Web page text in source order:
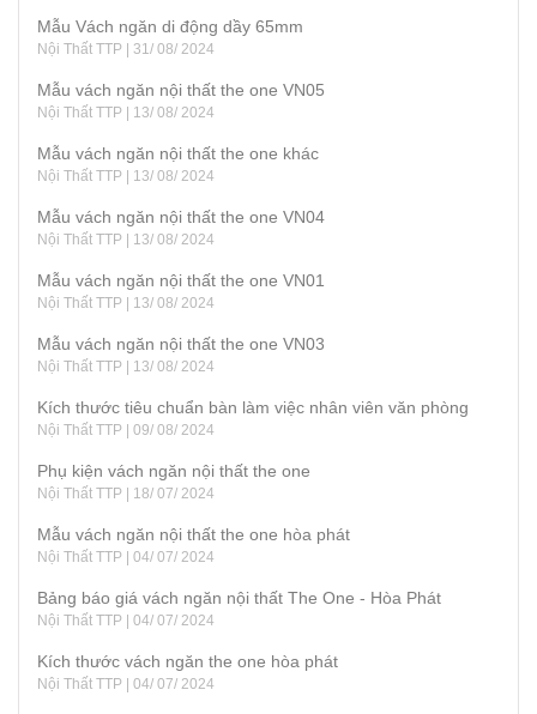
Mẫu Vách ngăn di động dầy 65mm
Nội Thất TTP | 31/ 08/ 2024
Mẫu vách ngăn nội thất the one VN05
Nội Thất TTP | 13/ 08/ 2024
Mẫu vách ngăn nội thất the one khác
Nội Thất TTP | 13/ 08/ 2024
Mẫu vách ngăn nội thất the one VN04
Nội Thất TTP | 13/ 08/ 2024
Mẫu vách ngăn nội thất the one VN01
Nội Thất TTP | 13/ 08/ 2024
Mẫu vách ngăn nội thất the one VN03
Nội Thất TTP | 13/ 08/ 2024
Kích thước tiêu chuẩn bàn làm việc nhân viên văn phòng
Nội Thất TTP | 09/ 08/ 2024
Phụ kiện vách ngăn nội thất the one
Nội Thất TTP | 18/ 07/ 2024
Mẫu vách ngăn nội thất the one hòa phát
Nội Thất TTP | 04/ 07/ 2024
Bảng báo giá vách ngăn nội thất The One - Hòa Phát
Nội Thất TTP | 04/ 07/ 2024
Kích thước vách ngăn the one hòa phát
Nội Thất TTP | 04/ 07/ 2024